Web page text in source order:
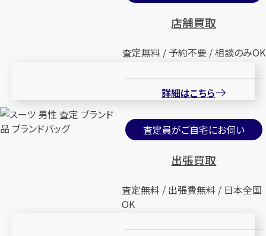
店舗買取
査定無料 / 予約不要 / 相談のみOK
詳細はこちら
査定員がご自宅にお伺い
出張買取
査定無料 / 出張費無料 / 日本全国
OK